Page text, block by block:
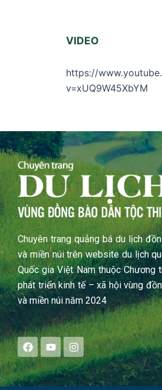
VIDEO
https://
v=xUQ9W45XbYM
Chuyên trang quảng bá du lịch
và miền núi trên website du lịch
Quốc gia Việt Nam thuộc Chương
phát triển kinh tế – xã hội vùng
và miền núi năm 2024
F
a
c
e
b
Y
o
u
t
u
I
n
s
t
a